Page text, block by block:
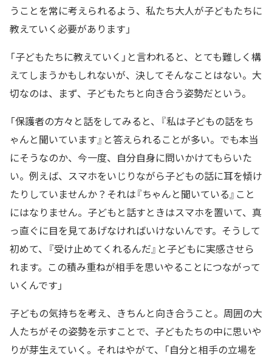
うことを常に考えられるよう、私たち大人が子どもたちに
教えていく必要があります」
「子どもたちに教えていく」と言われると、とても難しく構
えてしまうかもしれないが、決してそんなことはない。大
切なのは、まず、子どもたちと向き合う姿勢だという。
「保護者の方々と話をしてみると、『私は子どもの話をち
ゃんと聞いています』と答えられることが多い。でも本当
にそうなのか、今一度、自分自身に問いかけてもらいた
い。例えば、スマホをいじりながら子どもの話に耳を傾け
たりしていませんか？それは『ちゃんと聞いている』こと
にはなりません。子どもと話すときはスマホを置いて、真
っ直ぐに目を見てあげなければいけないんです。そうして
初めて、『受け止めてくれるんだ』と子どもに実感させら
れます。この積み重ねが相手を思いやることにつながって
いくんです」
子どもの気持ちを考え、きちんと向き合うこと。周囲の大
人たちがその姿勢を示すことで、子どもたちの中に思いや
りが芽生えていく。それはやがて、「自分と相手の立場を